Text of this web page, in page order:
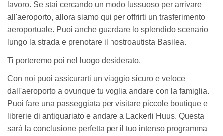
lavoro. Se stai cercando un modo lussuoso per arrivare
all'aeroporto, allora siamo qui per offrirti un trasferimento
aeroportuale. Puoi anche guardare lo splendido scenario
lungo la strada e prenotare il nostroautista Basilea.
Ti porteremo poi nel luogo desiderato.
Con noi puoi assicurarti un viaggio sicuro e veloce
dall'aeroporto a ovunque tu voglia andare con la famiglia.
Puoi fare una passeggiata per visitare piccole boutique e
librerie di antiquariato e andare a Lackerli Huus. Questa
sarà la conclusione perfetta per il tuo intenso programma